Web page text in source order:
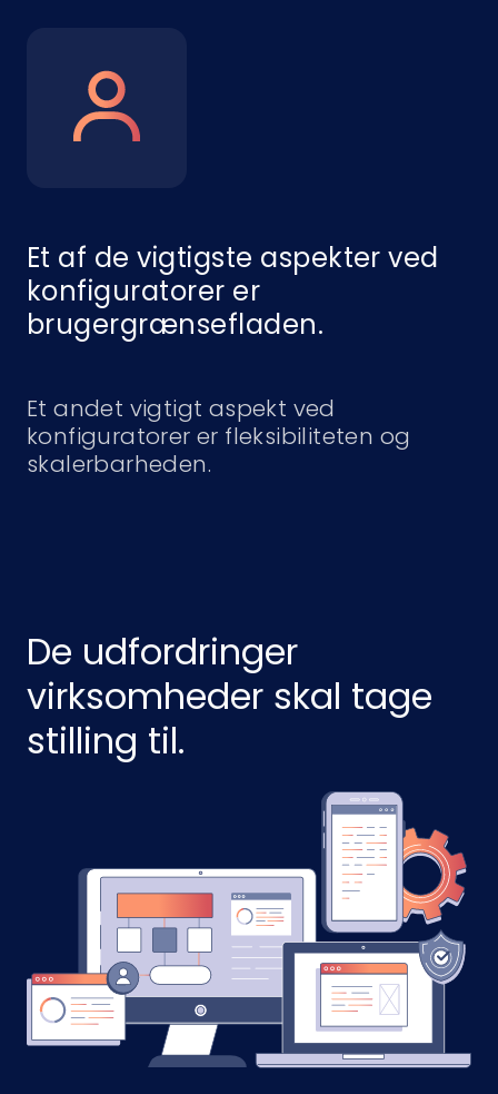
Et af de vigtigste aspekter ved
konfiguratorer er
brugergrænsefladen.
Et andet vigtigt aspekt ved
konfiguratorer er fleksibiliteten og
skalerbarheden.
De udfordringer
virksomheder skal tage
stilling til.